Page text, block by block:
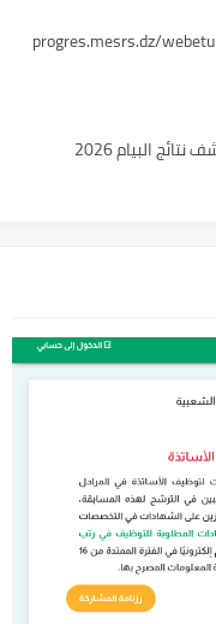
هنا الرابط الرسمي كشف نتائج البيام 2026